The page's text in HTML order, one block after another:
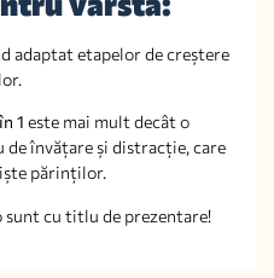
adaptat etapelor de creștere
1 este mai mult decât o
de învățare și distracție, care
părinților.
sunt cu titlu de prezentare!